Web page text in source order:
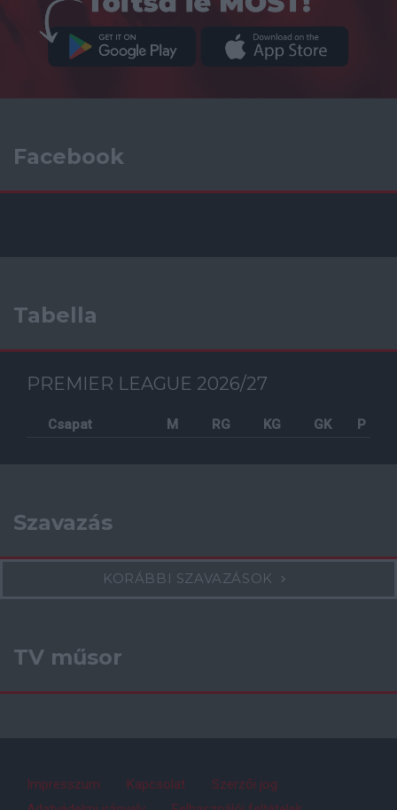
Facebook
Tabella
PREMIER LEAGUE 2026/27
Csapat M RG KG GK P
Szavazás
KORÁBBI SZAVAZÁSOK
TV műsor
Impresszum Kapcsolat
Szerzői jog